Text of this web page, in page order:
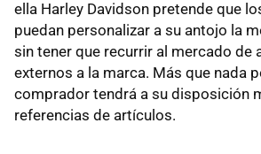
ella Harley Davidson pretende que
puedan personalizar a su antojo la
sin tener que recurrir al mercado de
externos a la marca. Más que nada
comprador tendrá a su disposición
referencias de artículos.